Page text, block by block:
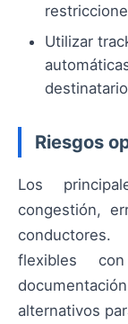
Utilizar
Riesgos
Los
congestión,
flexibles
alternativos